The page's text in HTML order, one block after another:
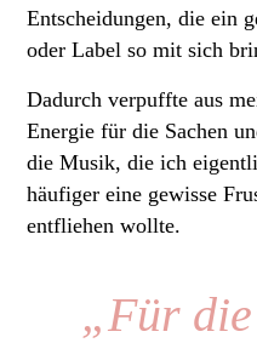
Entscheidungen, die ein
oder Label so mit sich
Dadurch verpuffte aus
Energie für die Sachen
die Musik, die ich
häufiger eine gewisse
entfliehen wollte.
„Für